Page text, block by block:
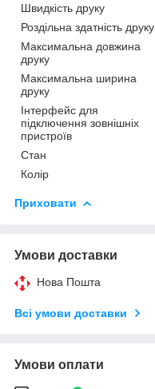
Швидкість друку
Роздільна здатність друку
Максимальна довжина
друку
Максимальна ширина
друку
Інтерфейс для
підключення зовнішніх
пристроїв
Стан
Колір
Приховати
Умови доставки
Нова Пошта
Всі умови доставки
Умови оплати